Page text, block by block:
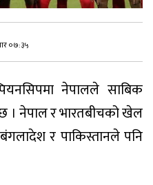
०७:३५
नेपालले साबिक
। नेपाल र भारतबीचको खेल
र पाकिस्तानले पनि